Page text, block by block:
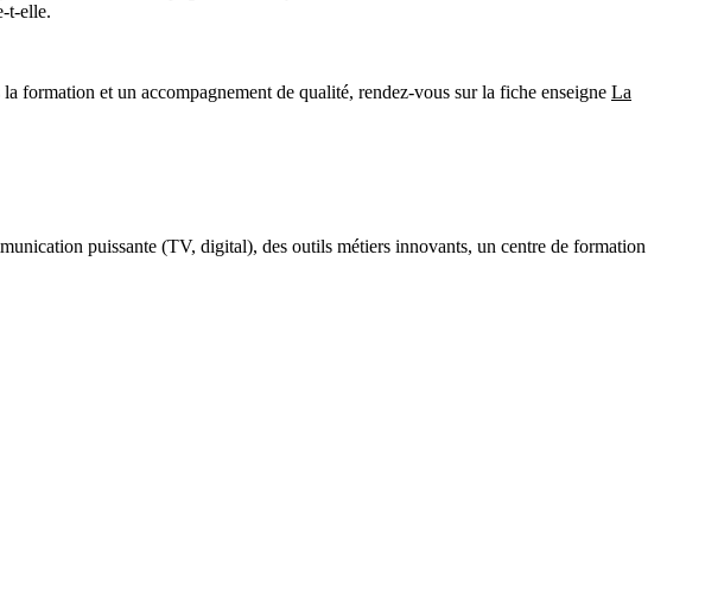
t-elle.
formation et un accompagnement de qualité, rendez-vous sur la fiche enseigne La
puissante (TV, digital), des outils métiers innovants, un centre de formation